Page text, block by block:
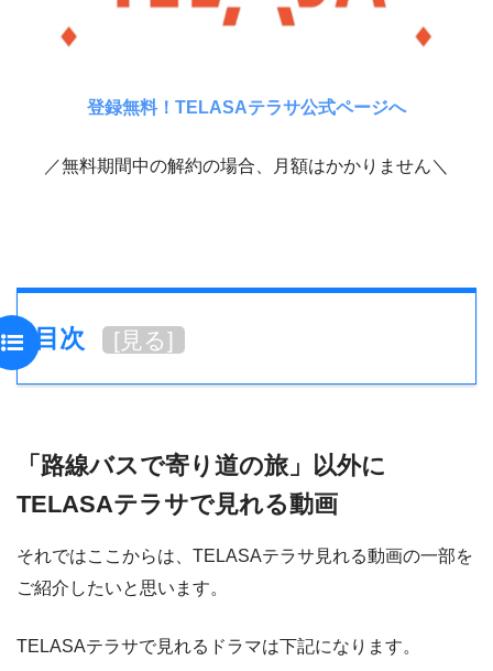
登録無料！TELASAテラサ公式ページへ
／無料期間中の解約の場合、月額はかかりません＼
目次 [見る]
「路線バスで寄り道の旅」以外に
TELASAテラサで見れる動画
それではここからは、TELASAテラサ見れる動画の一部を
ご紹介したいと思います。
TELASAテラサで見れるドラマは下記になります。